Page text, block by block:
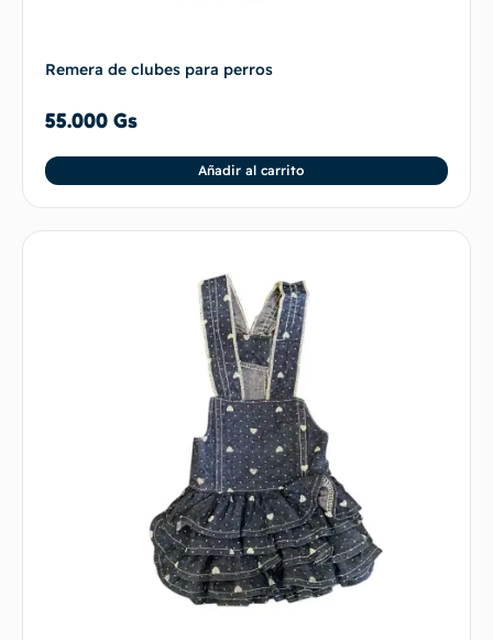
Remera de clubes para perros
55.000 Gs
Añadir al carrito